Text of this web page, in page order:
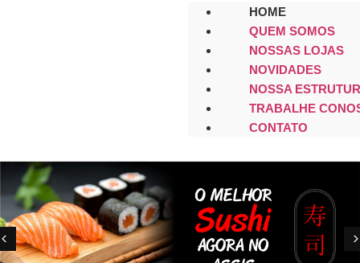
HOME
QUEM SOMOS
NOSSAS LOJAS
NOVIDADES
NOSSA
TRABALHE
CONTATO